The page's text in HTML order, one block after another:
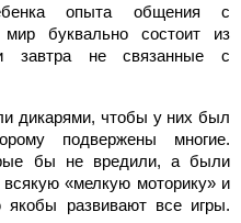
опыта общения с
мир буквально состоит из
завтра не связанные с
дикарями, чтобы у них был
подвержены многие.
бы не вредили, а были
«мелкую моторику» и
якобы развивают все игры.